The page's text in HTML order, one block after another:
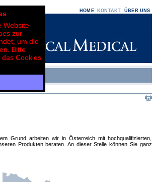
HOME KONTAKT ÜBER UNS
Grund arbeiten wir in Österreich mit hochqualifizierten,
Produkten beraten. An dieser Stelle können Sie ganz
Website
zur
um die
Bitte
das Cookies